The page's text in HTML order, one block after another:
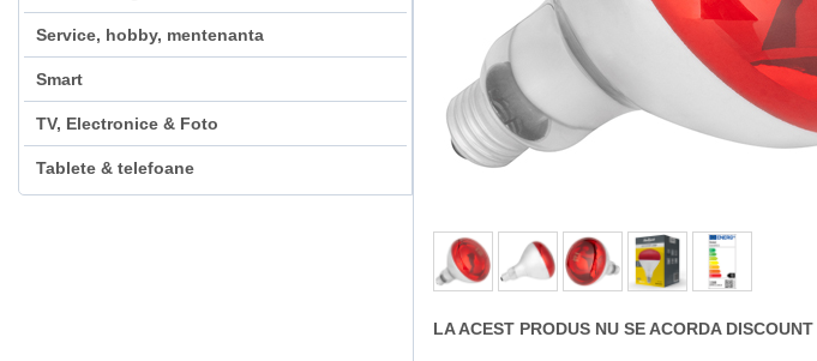
Service, hobby, mentenanta
Smart
TV, Electronice & Foto
Tablete & telefoane
LA ACEST PRODUS NU SE ACORDA DISCOUNT